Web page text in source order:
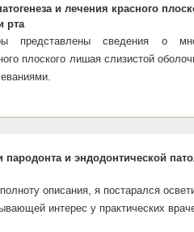
и лечения красного
рта
представлены сведения о
плоского лишая слизистой
и эндодонтической
описания, я постарался
интерес у практических